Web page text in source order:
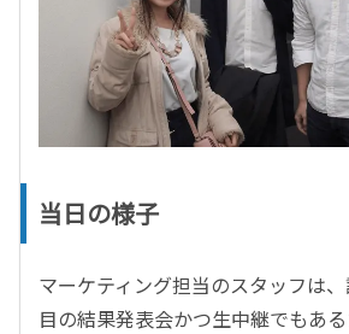
当日の様子
マーケティング担当のスタッフは
目の結果発表会かつ生中継でもあ